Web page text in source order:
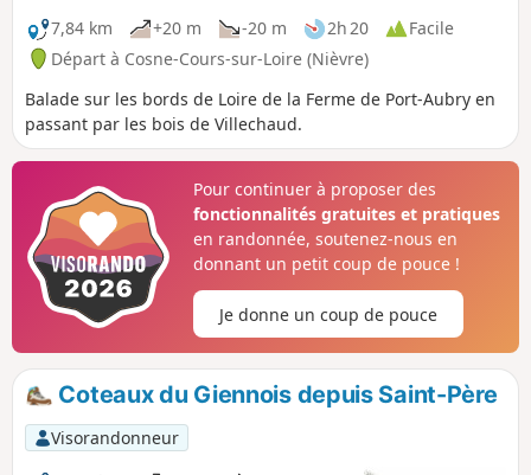
7,84 km
+20 m -20 m 2h 20
Facile
Départ à Cosne-Cours-sur-Loire (Nièvre)
Balade sur les bords de Loire de la Ferme de Port-Aubry en
passant par les bois de Villechaud.
Pour continuer à proposer des
fonctionnalités gratuites et pratiques
en randonnée, soutenez-nous en
donnant un petit coup de pouce !
Je donne un coup de pouce
Coteaux du Giennois depuis Saint-Père
Visorandonneur